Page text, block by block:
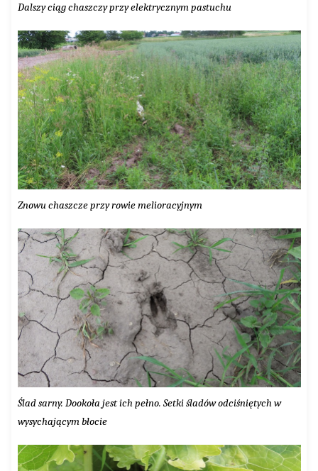
Dalszy ciąg chaszczy przy elektrycznym pastuchu
Znowu chaszcze przy rowie melioracyjnym
Ślad sarny. Dookoła jest ich pełno. Setki śladów odciśniętych w
wysychającym błocie